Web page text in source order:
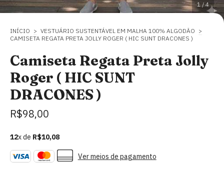
1 / 4
INÍCIO > VESTUÁRIO SUSTENTÁVEL EM MALHA 100% ALGODÃO >
CAMISETA REGATA PRETA JOLLY ROGER ( HIC SUNT DRACONES )
Camiseta Regata Preta Jolly
Roger ( HIC SUNT
DRACONES )
R$98,00
12x de R$10,08
Ver meios de pagamento